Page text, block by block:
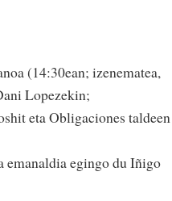
(14:30ean; izenematea,
Lopezekin;
eta Obligaciones taldeen
emanaldia egingo du Iñigo